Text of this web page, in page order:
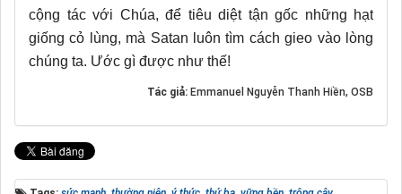
cộng tác với Chúa, để tiêu diệt tận gốc những hạt
giống cỏ lùng, mà Satan luôn tìm cách gieo vào lòng
chúng ta. Ước gì được như thế!
Tác giả: Emmanuel Nguyễn Thanh Hiền, OSB